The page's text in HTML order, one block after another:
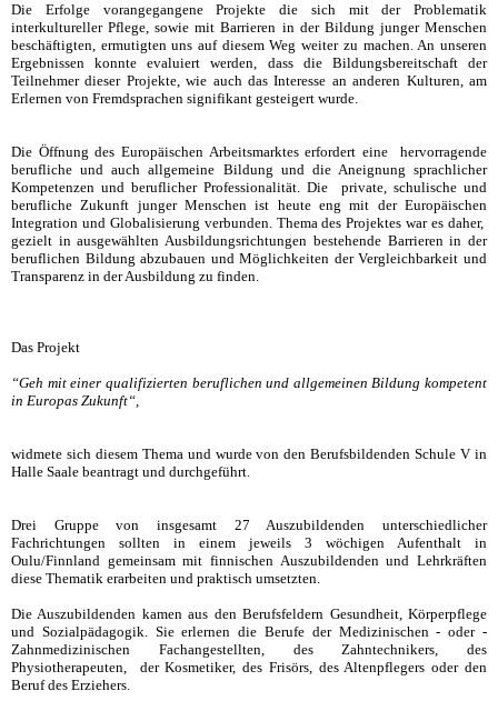
Die Erfolge vorangegangene Projekte die sich mit der Problematik
interkultureller Pflege, sowie mit Barrieren in der Bildung junger Menschen
beschäftigten, ermutigten uns auf diesem Weg weiter zu machen. An unseren
Ergebnissen konnte evaluiert werden, dass die Bildungsbereitschaft der
Teilnehmer dieser Projekte, wie auch das Interesse an anderen Kulturen, am
Erlernen von Fremdsprachen signifikant gesteigert wurde.
Die Öffnung des Europäischen Arbeitsmarktes erfordert eine hervorragende
berufliche und auch allgemeine Bildung und die Aneignung sprachlicher
Kompetenzen und beruflicher Professionalität. Die private, schulische und
berufliche Zukunft junger Menschen ist heute eng mit der Europäischen
Integration und Globalisierung verbunden. Thema des Projektes war es daher,
gezielt in ausgewählten Ausbildungsrichtungen bestehende Barrieren in der
beruflichen Bildung abzubauen und Möglichkeiten der Vergleichbarkeit und
Transparenz in der Ausbildung zu finden.
Das Projekt
“Geh mit einer qualifizierten beruflichen und allgemeinen Bildung kompetent
in Europas Zukunft“,
widmete sich diesem Thema und wurde von den Berufsbildenden Schule V in
Halle Saale beantragt und durchgeführt.
Drei Gruppe von insgesamt 27 Auszubildenden unterschiedlicher
Fachrichtungen sollten in einem jeweils 3 wöchigen Aufenthalt in
Oulu/Finnland gemeinsam mit finnischen Auszubildenden und Lehrkräften
diese Thematik erarbeiten und praktisch umsetzten.
Die Auszubildenden kamen aus den Berufsfeldern Gesundheit, Körperpflege
und Sozialpädagogik. Sie erlernen die Berufe der Medizinischen - oder -
Zahnmedizinischen Fachangestellten, des Zahntechnikers, des
Physiotherapeuten, der Kosmetiker, des Frisörs, des Altenpflegers oder den
Beruf des Erziehers.